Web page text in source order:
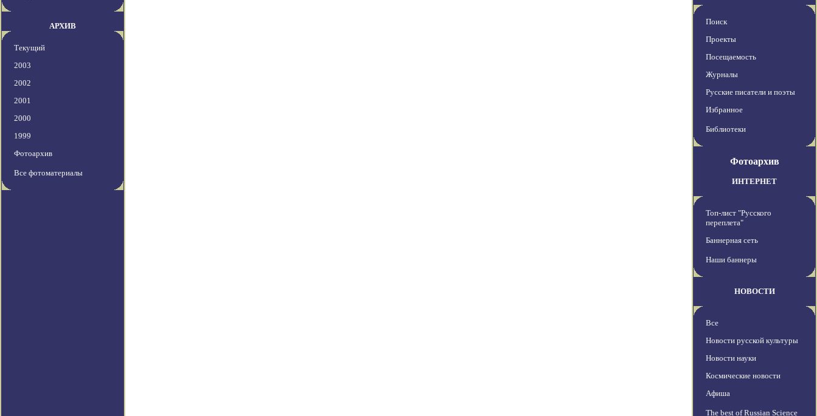
АРХИВ
Текущий
2003
2002
2001
2000
1999
Фотоархив
Все фотоматериалы
Поиск
Проекты
Посещаемость
Журналы
Русские писатели и поэты
Избранное
Библиотеки
Фотоархив
ИНТЕРНЕТ
Топ-лист "Русского
переплета"
Баннерная сеть
Наши баннеры
НОВОСТИ
Все
Новости русской культуры
Новости науки
Космические новости
Афиша
The best of Russian Science